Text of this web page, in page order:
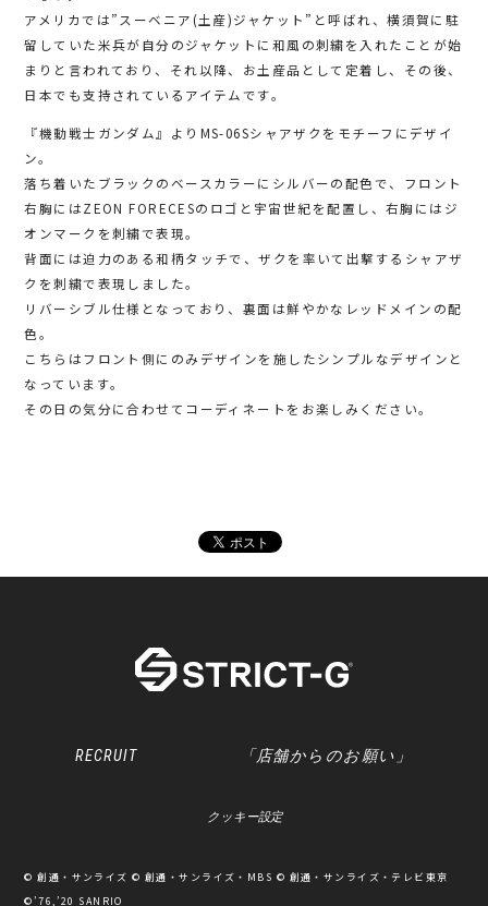
アメリカでは”スーベニア(土産)ジャケット”と呼ばれ、横須賀に駐
留していた米兵が自分のジャケットに和風の刺繍を入れたことが始
まりと言われており、それ以降、お土産品として定着し、その後、
日本でも支持されているアイテムです。
『機動戦士ガンダム』よりMS-06Sシャアザクをモチーフにデザイ
ン。
落ち着いたブラックのベースカラーにシルバーの配色で、フロント
右胸にはZEON FORECESのロゴと宇宙世紀を配置し、右胸にはジ
オンマークを刺繍で表現。
背面には迫力のある和柄タッチで、ザクを率いて出撃するシャアザ
クを刺繍で表現しました。
リバーシブル仕様となっており、裏面は鮮やかなレッドメインの配
色。
こちらはフロント側にのみデザインを施したシンプルなデザインと
なっています。
その日の気分に合わせてコーディネートをお楽しみください。
RECRUIT 「店舗からのお願い」
クッキー設定
© 創通・サンライズ © 創通・サンライズ・MBS © 創通・サンライズ・テレビ東京
©’76,’20 SANRIO